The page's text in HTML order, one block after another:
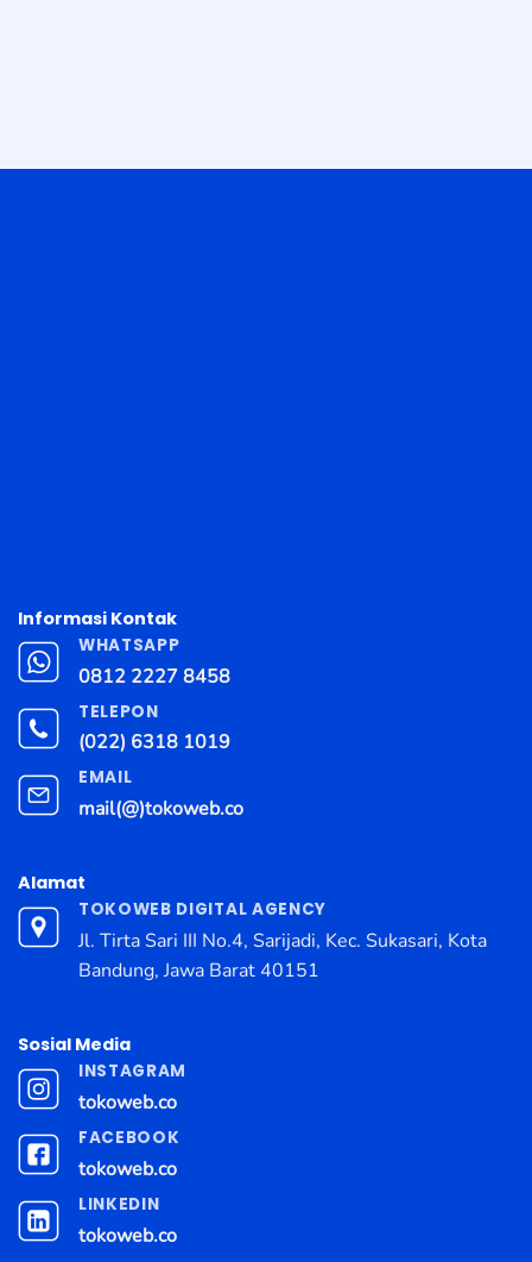
Informasi Kontak
WHATSAPP
0812 2227 8458
TELEPON
(022) 6318 1019
EMAIL
mail(@)tokoweb.co
Alamat
TOKOWEB DIGITAL AGENCY
Jl. Tirta Sari III No.4, Sarijadi, Kec. Sukasari, Kota
Bandung, Jawa Barat 40151
Sosial Media
INSTAGRAM
tokoweb.co
FACEBOOK
tokoweb.co
LINKEDIN
tokoweb.co